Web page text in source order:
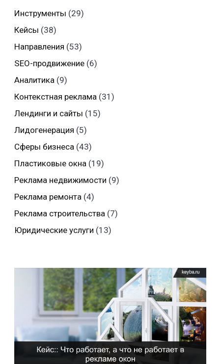
Инструменты (29)
Кейсы (38)
Направления (53)
SEO-продвижение(6)
Аналитика(9)
Контекстная реклама(31)
Лендинги и сайты (15)
Лидогенерация (5)
Сферы бизнеса(43)
Пластиковые окна(19)
Реклама недвижимости (9)
Реклама ремонта(4)
Реклама строительства(7)
Юридические услуги (13)